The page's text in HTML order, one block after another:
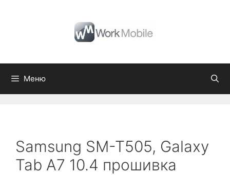
Меню
Samsung SM-T505, Galaxy
Tab A7 10.4 прошивка